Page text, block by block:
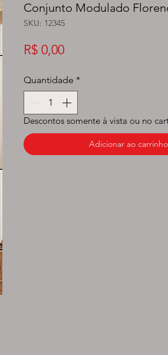
Conjunto Modulado
SKU: 12345
R$ 0,00Preço
Quantidade *
Adicionar ao carrinho
Descontos somente à vista ou no